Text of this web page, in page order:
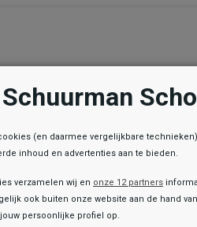
Schuurman
(en daarmee vergelijkbare
inhoud en advertenties aan te bieden.
verzamelen wij en onze 12 partners
ook buiten onze website aan de hand
persoonlijke profiel op.